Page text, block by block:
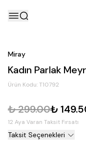
Miray
Kadın Parlak
Ürün Kodu:T10792
₺ 299.00₺
12 Aya Varan Taksit Fırsatı
Taksit Seçenekleri